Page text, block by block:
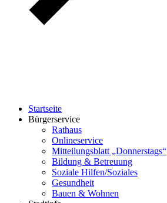
Startseite
Bürgerservice
Rathaus
Onlineservice
Mitteilungsblatt „Donnerstags“
Bildung & Betreuung
Soziale Hilfen/Soziales
Gesundheit
Bauen & Wohnen